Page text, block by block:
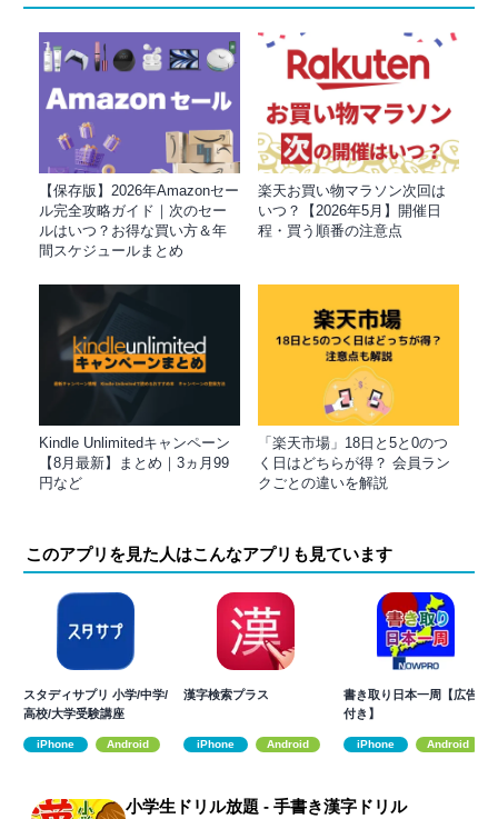
【保存版】2026年Amazonセー
ル完全攻略ガイド｜次のセー
ルはいつ？お得な買い方＆年
間スケジュールまとめ
楽天お買い物マラソン次回は
いつ？【2026年5月】開催日
程・買う順番の注意点
Kindle Unlimitedキャンペーン
【8月最新】まとめ｜3ヵ月99
円など
「楽天市場」18日と5と0のつ
く日はどちらが得？ 会員ラン
クごとの違いを解説
このアプリを見た人はこんなアプリも見ています
スタディサプリ 小学/中学/
高校/大学受験講座
iPhone Android
漢字検索プラス
iPhone Android
書き取り日本一周【広告
付き】
iPhone Android
小学生ドリル放題 - 手書き漢字ドリル